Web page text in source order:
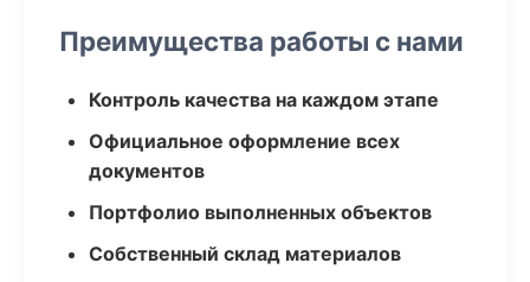
Преимущества работы с нами
Контроль качества на каждом этапе
Официальное оформление всех
документов
Портфолио выполненных объектов
Собственный склад материалов